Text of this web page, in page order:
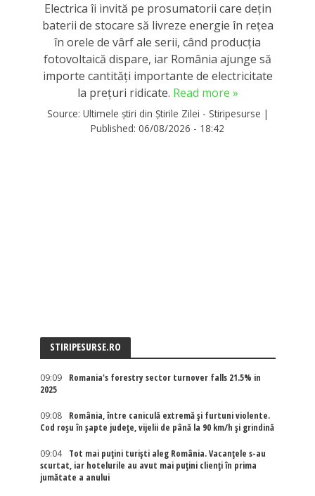
Electrica îi invită pe prosumatorii care dețin
baterii de stocare să livreze energie în rețea
în orele de vârf ale serii, când producția
fotovoltaică dispare, iar România ajunge să
importe cantități importante de electricitate
la prețuri ridicate. Read more »
Source: Ultimele știri din Știrile Zilei - Stiripesurse |
Published: 06/08/2026 - 18:42
STIRIPESURSE.RO
09:09
Romania's forestry sector turnover falls 21.5% in
2025
09:08
România, între caniculă extremă și furtuni violente.
Cod roșu în șapte județe, vijelii de până la 90 km/h și grindină
09:04
Tot mai puțini turiști aleg România. Vacanțele s-au
scurtat, iar hotelurile au avut mai puțini clienți în prima
jumătate a anului